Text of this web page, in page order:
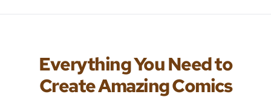
Everything You Need to
Create Amazing Comics